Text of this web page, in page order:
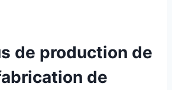
de production de
de